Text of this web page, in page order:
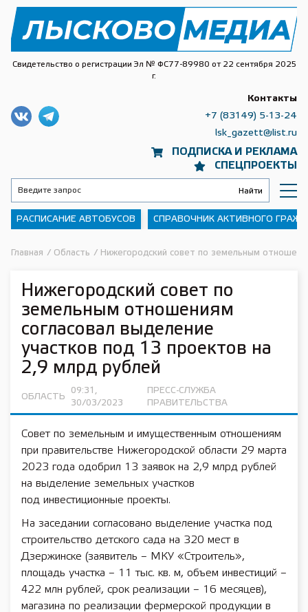
Свидетельство о регистрации Эл № ФС77-89980 от 22 сентября 2025
г.
ПОДПИСКА И РЕКЛАМА
СПЕЦПРОЕКТЫ
Контакты
+7 (83149) 5-13-24
lsk_gazett@list.ru
РАСПИСАНИЕ АВТОБУСОВ СПРАВОЧНИК АКТИВНОГО
Главная / Область / Нижегородский совет по земельным
Нижегородский совет по
земельным отношениям
согласовал выделение
участков под 13 проектов на
2,9 млрд рублей
ОБЛАСТЬ
09:31,
30/03/2023
ПРЕСС-СЛУЖБА
ПРАВИТЕЛЬСТВА
Совет по земельным и имущественным отношениям
при правительстве Нижегородской области 29 марта
2023 года одобрил 13 заявок на 2,9 млрд рублей
на выделение земельных участков
под инвестиционные проекты.
На заседании согласовано выделение участка под
строительство детского сада на 320 мест в
Дзержинске (заявитель – МКУ «Строитель»,
площадь участка – 11 тыс. кв. м, объем инвестиций –
422 млн рублей, срок реализации – 16 месяцев),
магазина по реализации фермерской продукции в